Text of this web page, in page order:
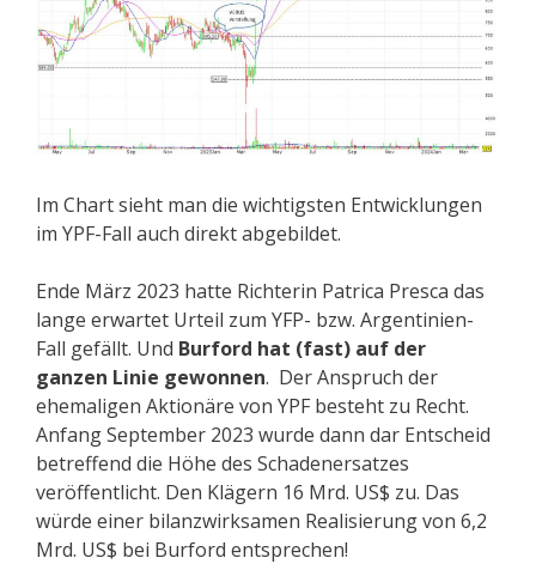
Im Chart sieht man die wichtigsten Entwicklungen
im YPF-Fall auch direkt abgebildet.
Ende März 2023 hatte Richterin Patrica Presca das
lange erwartet Urteil zum YFP- bzw. Argentinien-
Fall gefällt. Und Burford hat (fast) auf der
ganzen Linie gewonnen. Der Anspruch der
ehemaligen Aktionäre von YPF besteht zu Recht.
Anfang September 2023 wurde dann dar Entscheid
betreffend die Höhe des Schadenersatzes
veröffentlicht. Den Klägern 16 Mrd. US$ zu. Das
würde einer bilanzwirksamen Realisierung von 6,2
Mrd. US$ bei Burford entsprechen!